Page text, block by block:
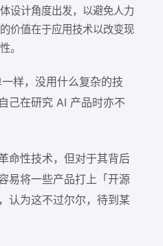
设计角度出发，以避免人力
价值在于应用技术以改变现
。
样，没用什么复杂的技
己在研究 AI 产品时亦不
命性技术，但对于其背后
易将一些产品打上「开源
认为这不过尔尔，待到某